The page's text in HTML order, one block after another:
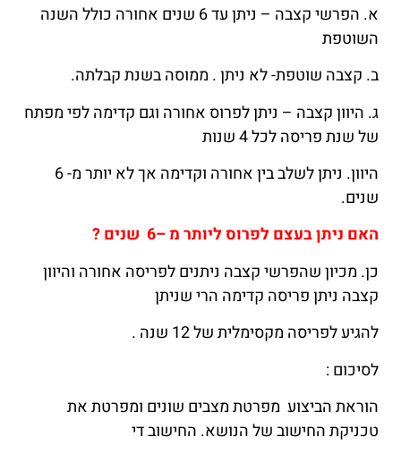
א. הפרשי קצבה – ניתן עד 6 שנים אחורה כולל השנה
השוטפת
ב. קצבה שוטפת- לא ניתן . ממוסה בשנת קבלתה.
ג. היוון קצבה – ניתן לפרוס אחורה וגם קדימה לפי מפתח
של שנת פריסה לכל 4 שנות
היוון. ניתן לשלב בין אחורה וקדימה אך לא יותר מ- 6
שנים.
האם ניתן בעצם לפרוס ליותר מ –6 שנים ?
כן. מכיון שהפרשי קצבה ניתנים לפריסה אחורה והיוון
קצבה ניתן פריסה קדימה הרי שניתן
להגיע לפריסה מקסימלית של 12 שנה .
לסיכום :
הוראת הביצוע מפרטת מצבים שונים ומפרטת את
טכניקת החישוב של הנושא. החישוב די